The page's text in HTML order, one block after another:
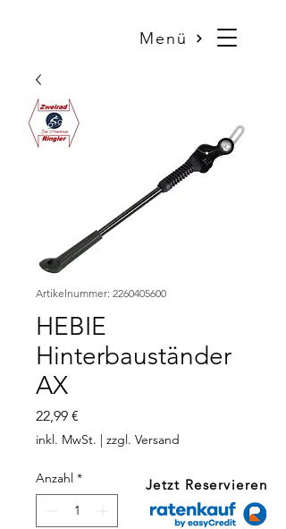
Menü
Artikelnummer: 2260405600
HEBIE
Hinterbauständer
AX
22,99 €
inkl. MwSt. | zzgl. Versand
Anzahl * Jetzt Reservieren